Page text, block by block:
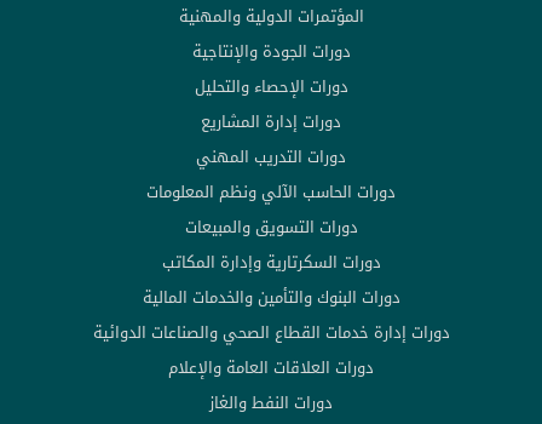
المؤتمرات الدولية والمهنية
دورات الجودة والإنتاجية
دورات الإحصاء والتحليل
دورات إدارة المشاريع
دورات التدريب المهني
دورات الحاسب الآلي ونظم المعلومات
دورات التسويق والمبيعات
دورات السكرتارية وإدارة المكاتب
دورات البنوك والتأمين والخدمات المالية
دورات إدارة خدمات القطاع الصحي والصناعات الدوائية
دورات العلاقات العامة والإعلام
دورات النفط والغاز